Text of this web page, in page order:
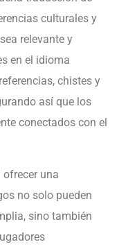
culturales y
relevante y
en el idioma
chistes y
así que los
conectados con el
ofrecer una
no solo pueden
sino también